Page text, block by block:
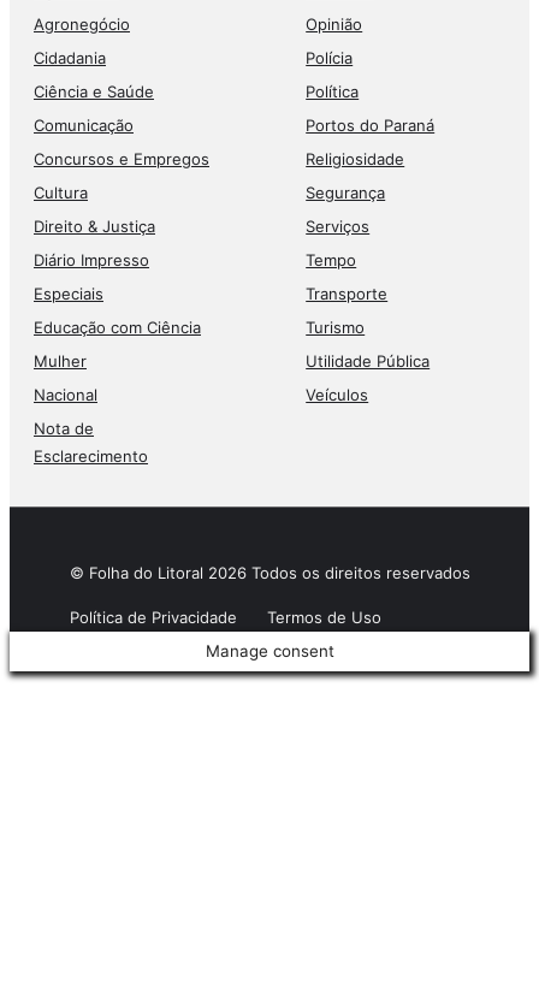
Agronegócio
Cidadania
Ciência e Saúde
Comunicação
Concursos e Empregos
Cultura
Direito & Justiça
Diário Impresso
Especiais
Educação com Ciência
Mulher
Nacional
Nota de
Esclarecimento
Opinião
Polícia
Política
Portos do Paraná
Religiosidade
Segurança
Serviços
Tempo
Transporte
Turismo
Utilidade Pública
Veículos
© Folha do Litoral 2026 Todos os direitos reservados
Política de Privacidade
Termos de Uso
Manage consent